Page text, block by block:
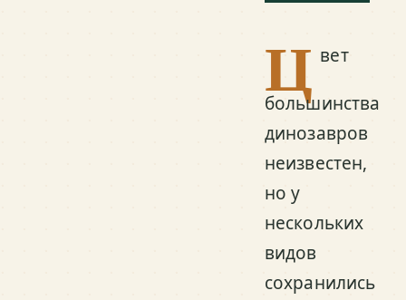
Ц вет
большинства
динозавров
неизвестен,
но у
нескольких
видов
сохранились